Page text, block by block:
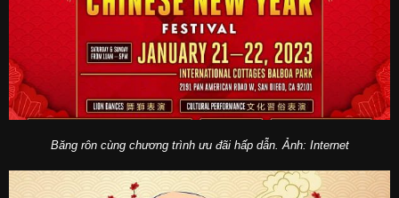
Băng rôn cùng chương trình ưu đãi hấp dẫn. Ảnh: Internet